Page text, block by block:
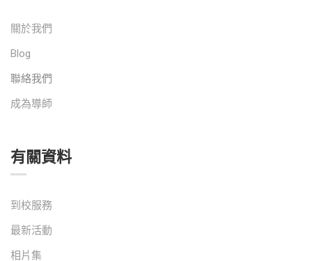
關於我們
Blog
聯絡我們
成為導師
有關資料
到校服務
最新活動
相片集